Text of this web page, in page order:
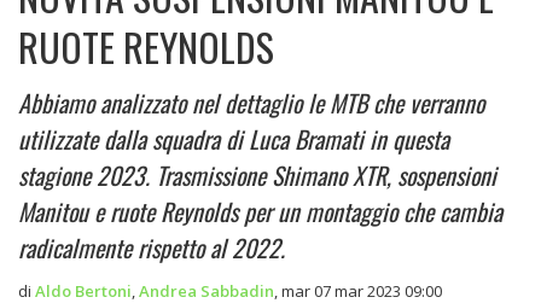
RUOTE REYNOLDS
Abbiamo analizzato nel dettaglio le MTB che verranno
utilizzate dalla squadra di Luca Bramati in questa
stagione 2023. Trasmissione Shimano XTR, sospensioni
Manitou e ruote Reynolds per un montaggio che cambia
radicalmente rispetto al 2022.
di Aldo Bertoni Andrea Sabbadin mar 07 mar 2023 09:00